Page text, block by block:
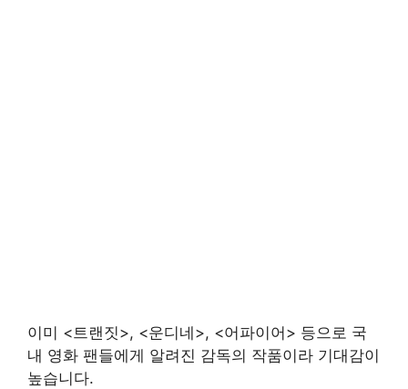
이미 <트랜짓>, <운디네>, <어파이어> 등으로 국
내 영화 팬들에게 알려진 감독의 작품이라 기대감이
높습니다.